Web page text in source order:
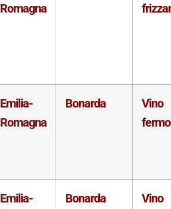
Romagna
Emilia-
Romagna
Bonarda
Vino
fermo
Emilia-
Bonarda
Vino